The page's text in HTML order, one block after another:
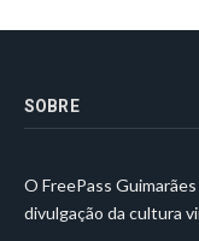
SOBRE
O FreePass
divulgação da cultura